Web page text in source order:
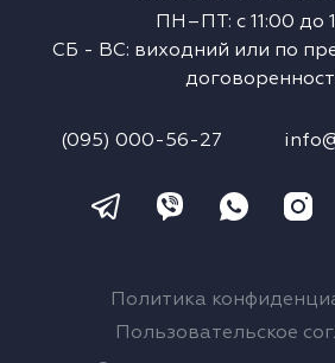
ПН–ПТ : с11:00 до
СБ - ВС: виходний или по
(095) 000-56-27
Политика
Пользовательское